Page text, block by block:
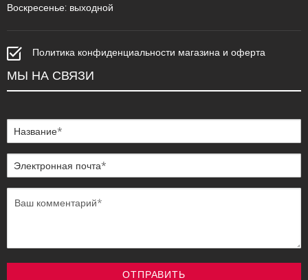
Воскресенье: выходной
Политика конфиденциальности магазина и оферта
МЫ НА СВЯЗИ
ОТПРАВИТЬ